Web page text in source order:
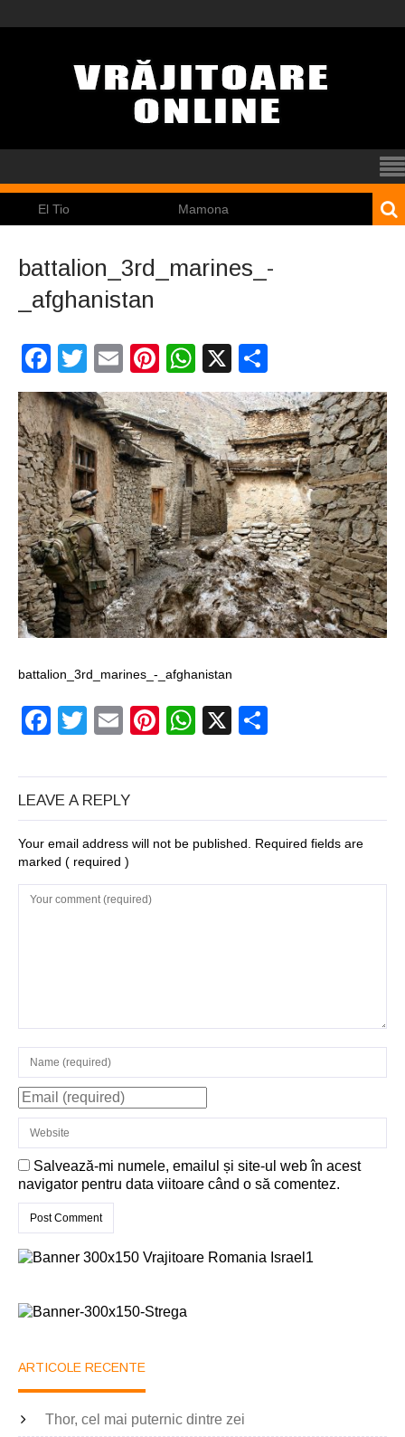
Mamona
battalion_3rd_marines_-
_afghanistan
Facebook
Twitter
EmailPinterest
WhatsApp
X
battalion_3rd_marines_-_afghanistan
Facebook
Twitter
EmailPinterest
WhatsApp
X
LEAVE A REPLY
Your email address will not be published. Required fields are
marked ( required )
Salvează-mi numele, emailul și site-ul web în acest
navigator pentru data viitoare când o să comentez.
ARTICOLE RECENTE
Thor, cel mai puternic dintre zei